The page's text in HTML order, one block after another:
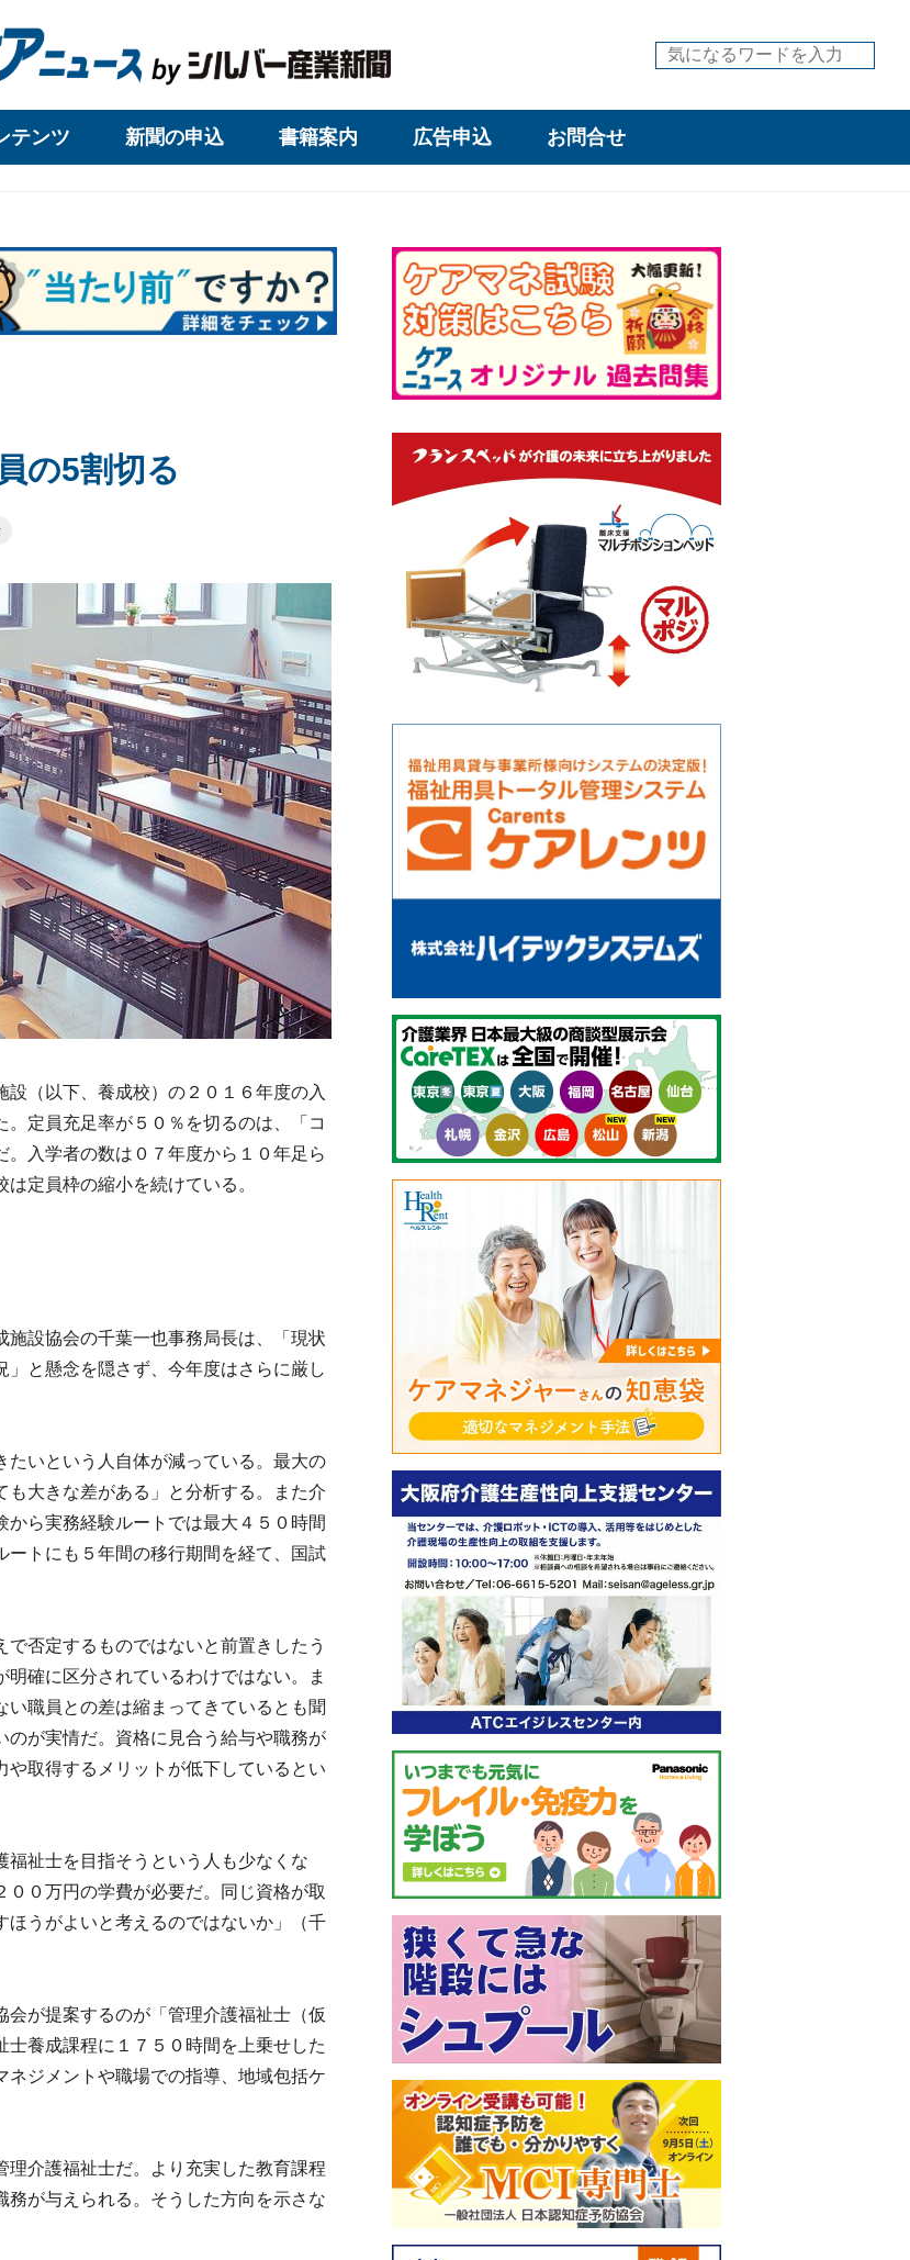
テンツ 新聞の申込 書籍案内 広告申込 お問合せ
の5割切る
（以下、養成校）の２０１６年度の入
定員充足率が５０％を切るのは、「コ
入学者の数は０７年度から１０年足ら
定員枠の縮小を続けている。
設協会の千葉一也事務局長は、「現状
と懸念を隠さず、今年度はさらに厳し
いという人自体が減っている。最大の
大きな差がある」と分析する。また介
ら実務経験ルートでは最大４５０時間
トにも５年間の移行期間を経て、国試
否定するものではないと前置きしたう
確に区分されているわけではない。ま
職員との差は縮まってきているとも聞
のが実情だ。資格に見合う給与や職務が
取得するメリットが低下しているとい
祉士を目指そうという人も少なくな
０万円の学費が必要だ。同じ資格が取
うがよいと考えるのではないか」（千
が提案するのが「管理介護福祉士（仮
養成課程に１７５０時間を上乗せした
ジメントや職場での指導、地域包括ケ
介護福祉士だ。より充実した教育課程
が与えられる。そうした方向を示さな